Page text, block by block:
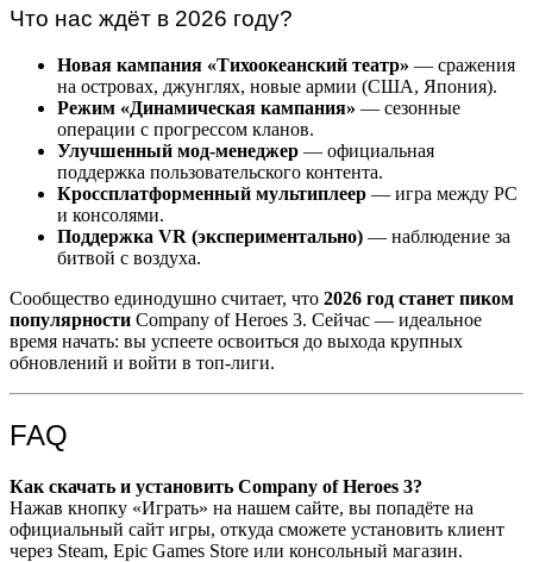
Что нас ждёт в 2026 году?
Новая кампания «Тихоокеанский театр» — сражения
на островах, джунглях, новые армии (США, Япония).
Режим «Динамическая кампания» — сезонные
операции с прогрессом кланов.
Улучшенный мод-менеджер — официальная
поддержка пользовательского контента.
Кроссплатформенный мультиплеер — игра между PC
и консолями.
Поддержка VR (экспериментально) — наблюдение за
битвой с воздуха.
Сообщество единодушно считает, что 2026 год станет пиком
популярности Company of Heroes 3. Сейчас — идеальное
время начать: вы успеете освоиться до выхода крупных
обновлений и войти в топ-лиги.
FAQ
Как скачать и установить Company of Heroes 3?
Нажав кнопку «Играть» на нашем сайте, вы попадёте на
официальный сайт игры, откуда сможете установить клиент
через Steam, Epic Games Store или консольный магазин.